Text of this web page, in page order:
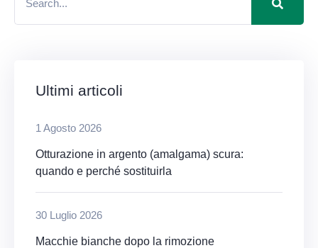
Ultimi articoli
1 Agosto 2026
Otturazione in argento (amalgama) scura:
quando e perché sostituirla
30 Luglio 2026
Macchie bianche dopo la rimozione